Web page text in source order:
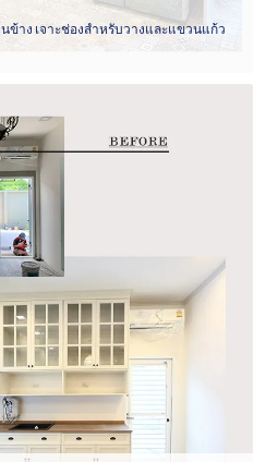
าง เจาะช่องสำหรับวางและแขวนแก้ว